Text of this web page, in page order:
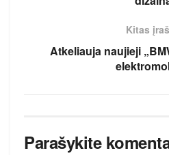
Kitas
Atkeliauja naujieji
Parašykite